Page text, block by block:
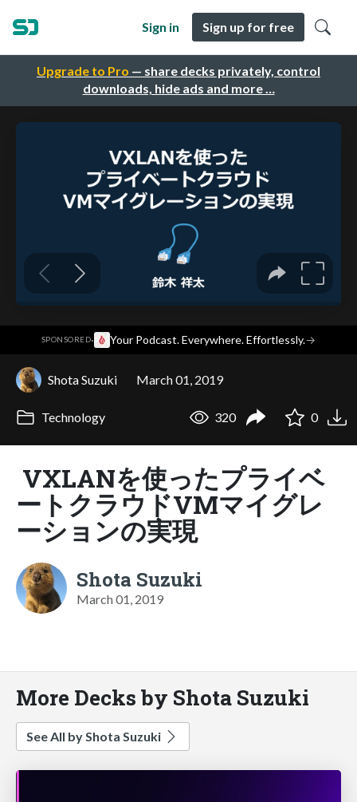
Upgrade to Pro — share decks privately, control
downloads, hide ads and more …
Sign in Sign up for free
SPONSORED· Your Podcast. Everywhere. Effortlessly.→
Shota Suzuki March 01, 2019
Technology 320 0
VXLANを使ったプライベ
ートクラウドVMマイグレ
ーションの実現
Shota Suzuki
March 01, 2019
More Decks by Shota Suzuki
See All by Shota Suzuki